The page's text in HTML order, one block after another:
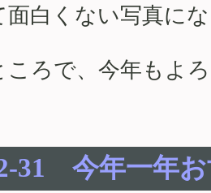
面白くない写真に
ころで、今年もよ
31 今年一年